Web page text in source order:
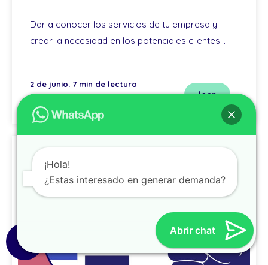
Dar a conocer los servicios de tu empresa y
crear la necesidad en los potenciales clientes…
2 de junio. 7 min de lectura
leer
¡Hola!
¿Estas interesado en generar demanda?
Abrir chat